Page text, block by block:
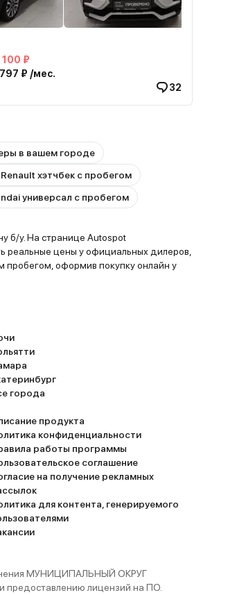
₽
₽ /мес.
32
в вашем городе
Renault хэтчбек с пробегом
универсал с пробегом
б/у. На странице Autospot
реальные цены у официальных дилеров,
пробегом, оформив покупку онлайн у
города
продукта
конфиденциальности
работы программы
соглашение
на получение рекламных
для контента, генерируемого
МУНИЦИПАЛЬНЫЙ ОКРУГ
лицензий на ПО.